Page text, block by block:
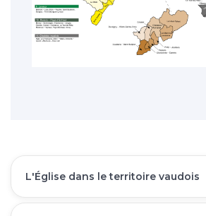
L'Église dans le territoire vaudois